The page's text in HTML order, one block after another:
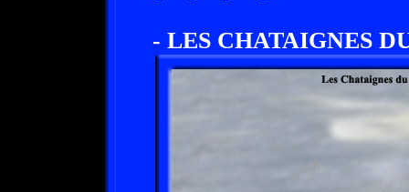
- LES CHATAIGNES